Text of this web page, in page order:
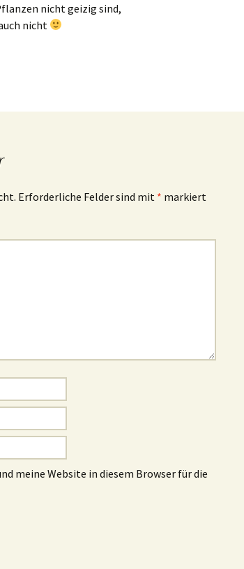
nicht geizig sind,
nicht
Erforderliche Felder sind mit * markiert
meine Website in diesem Browser für die